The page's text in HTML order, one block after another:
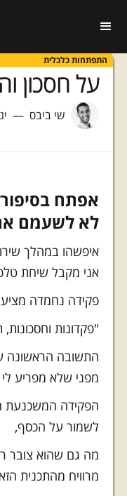
התפתחות כלכלית
על חסכון
— שי ביבס
אפתח
לא לשעמם
איפשהו במהלך
אני מקבל שיחת
פקידה נחמדה
"פקדונות
התשובה הראשונה
מפני שלא מפריע
הפקידה המשכנעת
לשמור על הכסף,
מה גם שהוא צובר
מרוויח מהתכנית